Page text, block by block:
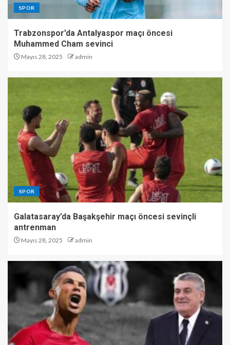
SPOR
Trabzonspor’da Antalyaspor maçı öncesi
Muhammed Cham sevinci
Mayıs 28, 2025 admin
SPOR
Galatasaray’da Başakşehir maçı öncesi sevinçli
antrenman
Mayıs 28, 2025 admin